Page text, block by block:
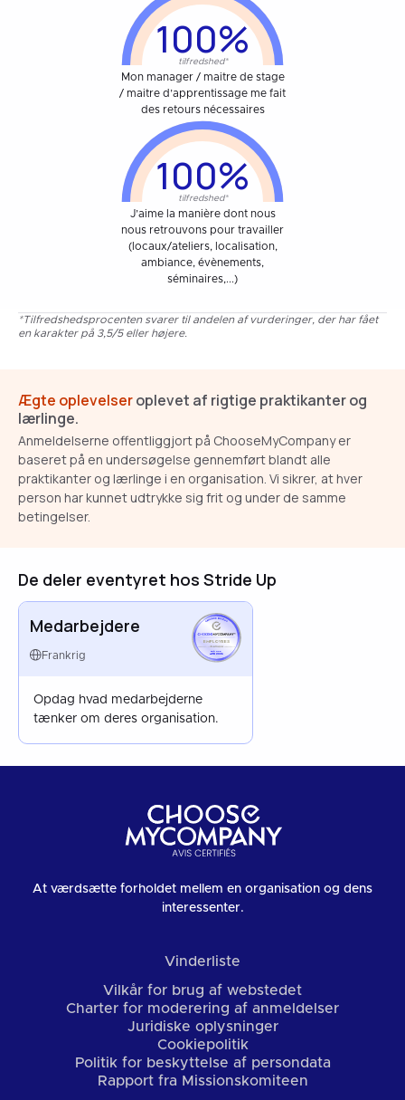
100%
tilfredshed*
Mon manager / maitre de stage
/ maitre d’apprentissage me fait
des retours nécessaires
100%
tilfredshed*
J’aime la manière dont nous
nous retrouvons pour travailler
(locaux/ateliers, localisation,
ambiance, évènements,
séminaires,...)
*Tilfredshedsprocenten svarer til andelen af vurderinger, der har fået
en karakter på 3,5/5 eller højere.
Ægte oplevelseroplevet af rigtige praktikanter og
lærlinge.
Anmeldelserne offentliggjort på ChooseMyCompany er
baseret på en undersøgelse gennemført blandt alle
praktikanter og lærlinge i en organisation. Vi sikrer, at hver
person har kunnet udtrykke sig frit og under de samme
betingelser.
De deler eventyret hos Stride Up
Medarbejdere
Frankrig
EMPLOYEES
FRANCE
APR 2026
Opdag hvad medarbejderne
tænker om deres organisation.
At værdsætte forholdet mellem en organisation og dens
interessenter.
Vinderliste
Vilkår for brug af webstedet
Charter for moderering af anmeldelser
Juridiske oplysninger
Cookiepolitik
Politik for beskyttelse af persondata
Rapport fra Missionskomiteen